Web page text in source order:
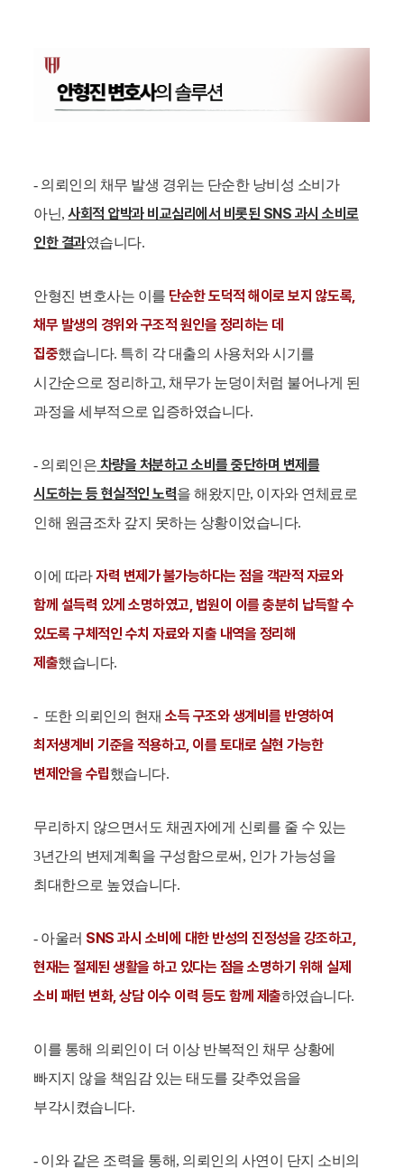
- 의뢰인의 채무 발생 경위는 단순한 낭비성 소비가
아닌,사회적 압박과 비교심리에서 비롯된 SNS 과시 소비로
인한 결과였습니다.
안형진 변호사는 이를 단순한 도덕적 해이로 보지 않도록,
채무 발생의 경위와 구조적 원인을 정리하는 데
집중했습니다. 특히 각 대출의 사용처와 시기를
시간순으로 정리하고, 채무가 눈덩이처럼 불어나게 된
과정을 세부적으로 입증하였습니다.
- 의뢰인은 차량을 처분하고 소비를 중단하며 변제를
시도하는 등 현실적인 노력을 해왔지만, 이자와 연체료로
인해 원금조차 갚지 못하는 상황이었습니다.
이에 따라자력 변제가 불가능하다는 점을 객관적 자료와
함께 설득력 있게 소명하였고, 법원이 이를 충분히 납득할 수
있도록 구체적인 수치 자료와 지출 내역을 정리해
제출했습니다.
- 또한 의뢰인의 현재소득 구조와 생계비를 반영하여
최저생계비 기준을 적용하고, 이를 토대로 실현 가능한
변제안을 수립했습니다.
무리하지 않으면서도 채권자에게 신뢰를 줄 수 있는
3년간의 변제계획을 구성함으로써, 인가 가능성을
최대한으로 높였습니다.
- 아울러 SNS 과시 소비에 대한 반성의 진정성을 강조하고,
현재는 절제된 생활을 하고 있다는 점을 소명하기 위해 실제
소비 패턴 변화, 상담 이수 이력 등도 함께 제출하였습니다.
이를 통해 의뢰인이 더 이상 반복적인 채무 상황에
빠지지 않을 책임감 있는 태도를 갖추었음을
부각시켰습니다.
- 이와 같은 조력을 통해, 의뢰인의 사연이 단지 소비의